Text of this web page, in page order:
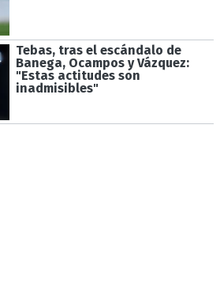
Tebas, tras el escándalo de
Banega, Ocampos y Vázquez:
"Estas actitudes son
inadmisibles"